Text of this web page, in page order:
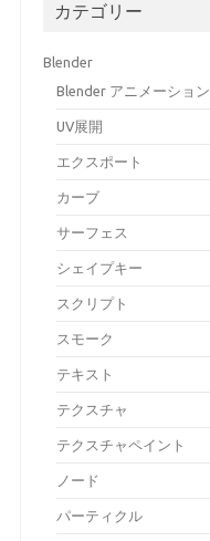
カテゴリー
Blender
Blender アニメーション
UV展開
エクスポート
カーブ
サーフェス
シェイプキー
スクリプト
スモーク
テキスト
テクスチャ
テクスチャペイント
ノード
パーティクル